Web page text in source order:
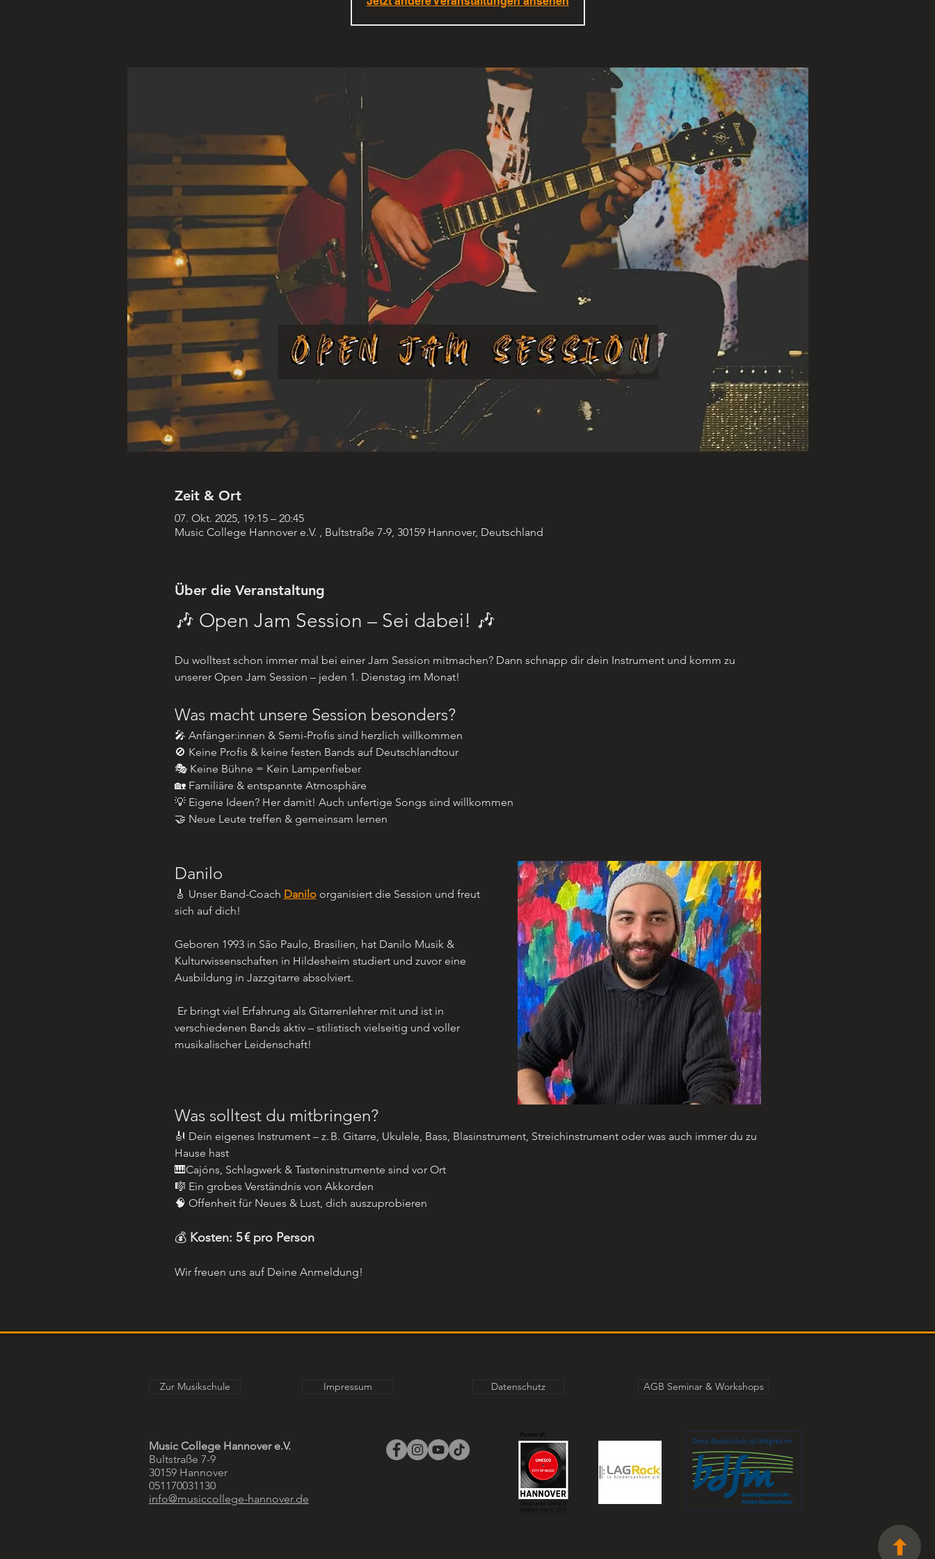
Zeit & Ort
07. Okt. 2025, 19:15 – 20:45
Music College Hannover e.V. , Bultstraße 7-9, 30159 Hannover, Deutschland
Über die Veranstaltung
🎶 Open Jam Session – Sei dabei! 🎶
Du wolltest schon immer mal bei einer Jam Session mitmachen? Dann schnapp dir dein Instrument und komm zu
unserer Open Jam Session – jeden 1. Dienstag im Monat!
Was macht unsere Session besonders?
🎤 Anfänger:innen & Semi-Profis sind herzlich willkommen
🚫 Keine Profis & keine festen Bands auf Deutschlandtour
🎭 Keine Bühne = Kein Lampenfieber
🏡 Familiäre & entspannte Atmosphäre
💡 Eigene Ideen? Her damit! Auch unfertige Songs sind willkommen
🤝 Neue Leute treffen & gemeinsam lernen
Danilo
🎸 Unser Band-Coach Danilo organisiert die Session und freut
sich auf dich!
Geboren 1993 in São Paulo, Brasilien, hat Danilo Musik &
Kulturwissenschaften in Hildesheim studiert und zuvor eine
Ausbildung in Jazzgitarre absolviert.
verschiedenen Bands aktiv – stilistisch vielseitig und voller
musikalischer Leidenschaft!
Was solltest du mitbringen?
🎻 Dein eigenes Instrument – z. B. Gitarre, Ukulele, Bass, Blasinstrument, Streichinstrument oder was auch immer du zu
Hause hast
🎹Cajóns, Schlagwerk & Tasteninstrumente sind vor Ort
🎼 Ein grobes Verständnis von Akkorden
🧠 Offenheit für Neues & Lust, dich auszuprobieren
💰 Kosten: 5 € pro Person
Wir freuen uns auf Deine Anmeldung!
Zur Musikschule Impressum Datenschutz AGB Seminar & Workshops
Music College Hannover e.V.
Bultstraße 7-9
30159 Hannover
051170031130
info@musiccollege-hannover.de